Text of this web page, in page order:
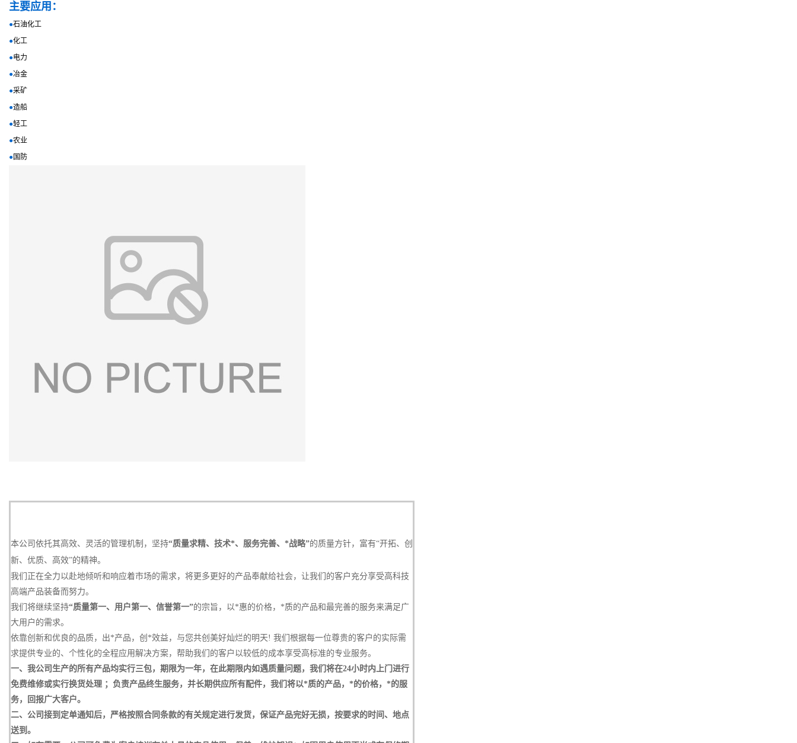
主要应用：
●石油化工
●化工
●电力
●冶金
●采矿
●造船
●轻工
●农业
●国防
本公司依托其高效、灵活的管理机制，坚持“质量求精、技术*、服务完善、*战略”的质量方针，富有“开拓、创
新、优质、高效”的精神。
我们正在全力以赴地倾听和响应着市场的需求，将更多更好的产品奉献给社会，让我们的客户充分享受高科技
高端产品装备而努力。
我们将继续坚持“质量第一、用户第一、信誉第一”的宗旨，以*惠的价格，*质的产品和最完善的服务来满足广
大用户的需求。
依靠创新和优良的品质，出*产品，创*效益，与您共创美好灿烂的明天! 我们根据每一位尊贵的客户的实际需
求提供专业的、个性化的全程应用解决方案，帮助我们的客户以较低的成本享受高标准的专业服务。
一、我公司生产的所有产品均实行三包，期限为一年，在此期限内如遇质量问题，我们将在24小时内上门进行
免费维修或实行换货处理 ；负责产品终生服务，并长期供应所有配件，我们将以*质的产品，*的价格，*的服
务，回报广大客户。
二、公司接到定单通知后，严格按照合同条款的有关规定进行发货，保证产品完好无损，按要求的时间、地点
送到。